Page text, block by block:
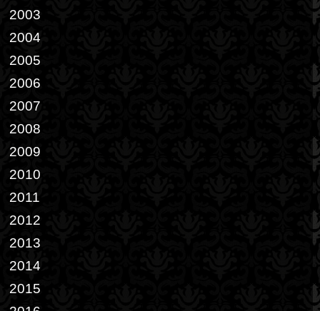
2003
2004
2005
2006
2007
2008
2009
2010
2011
2012
2013
2014
2015